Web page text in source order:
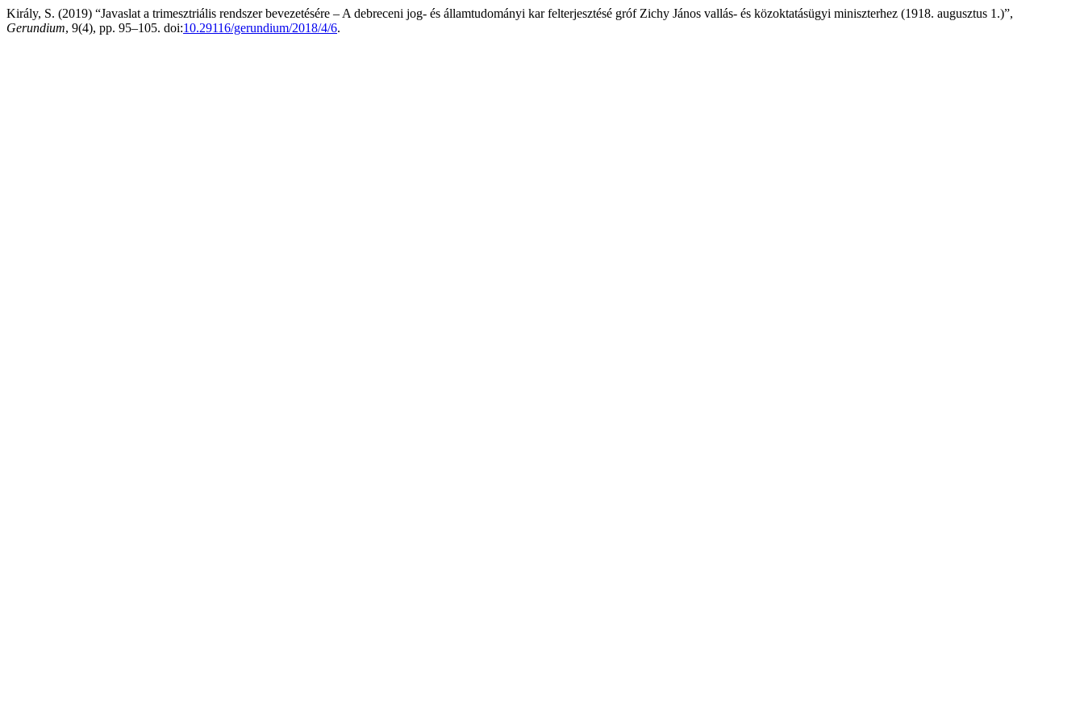
Király, S. (2019) “Javaslat a trimesztriális rendszer bevezetésére – A debreceni jog- és államtudományi kar felterjesztésé gróf Zichy János vallás- és közoktatásügyi miniszterhez (1918. augusztus 1.)”,
Gerundium, 9(4), pp. 95–105. doi:10.29116/gerundium/2018/4/6.